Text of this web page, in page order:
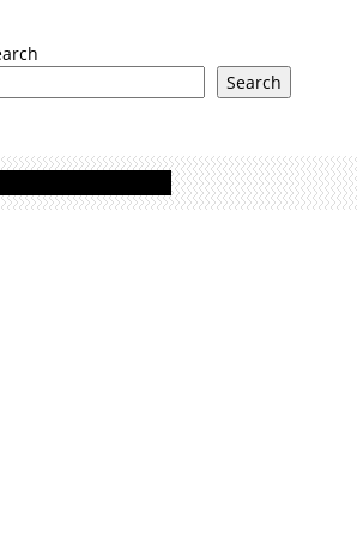
Search